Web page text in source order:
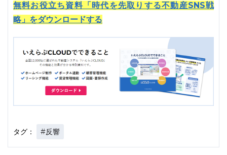
無料お役立ち資料「時代を先取りする不動産SNS戦
略」をダウンロードする
タグ： #反響